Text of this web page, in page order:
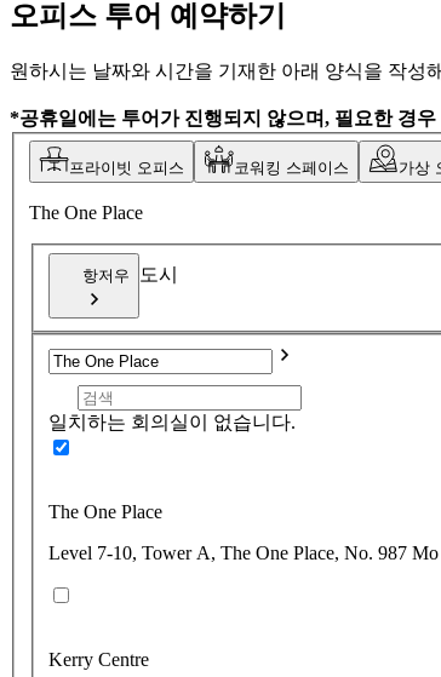
오피스 투어 예약하기
원하시는 날짜와 시간을 기재한 아래 양식을 작성
*공휴일에는 투어가 진행되지 않으며, 필요한 경
프라이빗 오피스 코워킹 스페이스 가상
The One Place
항저우 도시
일치하는 회의실이 없습니다.
The One Place
Level 7-10, Tower A, The One Place, No. 987
Kerry Centre